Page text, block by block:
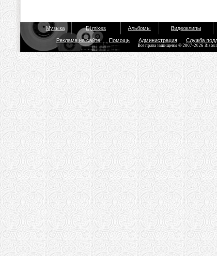
Музыка Dj mixes Альбомы Видеоклипы
Реклама на сайте Помощь Администрация Служба
Все права защищены © 2007-2026